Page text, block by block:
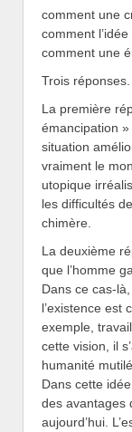
comment une
comment
comment une
Trois réponses.
La première
émancipation »
situation
vraiment le
utopique
les difficultés
chimère.
La deuxième
que l’homme
Dans ce cas-
l’existence est
exemple,
cette vision, il
humanité
Dans cette
des avantages
aujourd’hui.